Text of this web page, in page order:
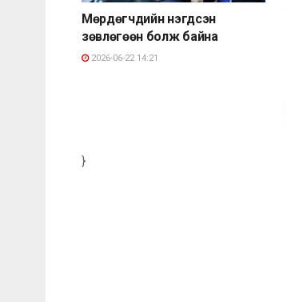
Мөрдөгчдийн нэгдсэн
зөвлөгөөн болж байна
2026-06-22 14:21
}